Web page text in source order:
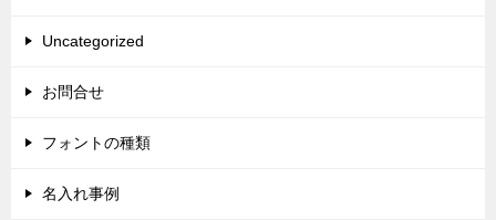
Uncategorized
お問合せ
フォントの種類
名入れ事例